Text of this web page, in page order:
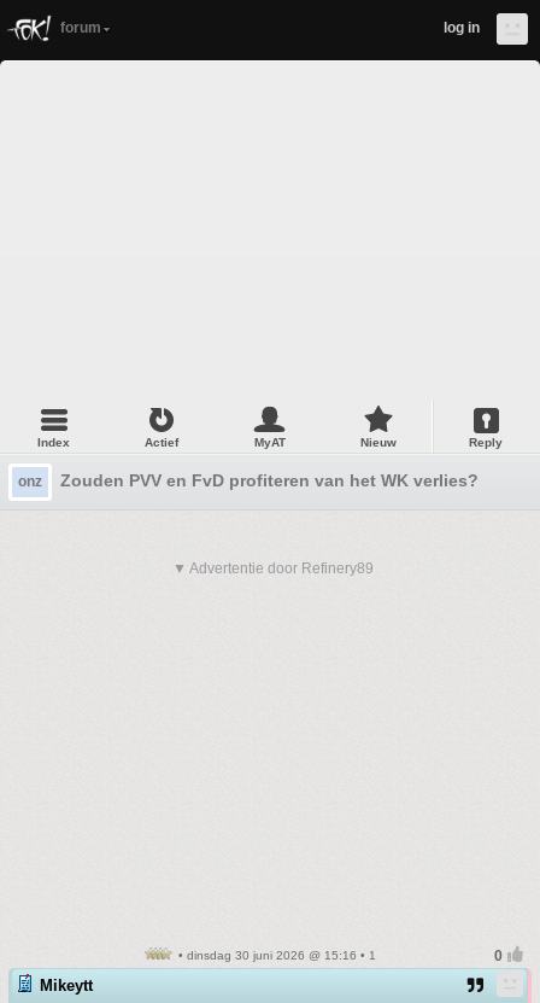
forum log in
Index Actief MyAT Nieuw Reply
onz Zouden PVV en FvD profiteren van het WK verlies?
▼ Advertentie door Refinery89
• dinsdag 30 juni 2026 @ 15:16 • 1
Mikeytt